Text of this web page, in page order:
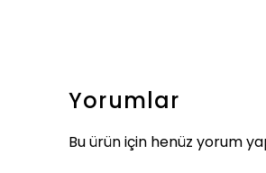
Yorumlar
Bu ürün için henüz yorum